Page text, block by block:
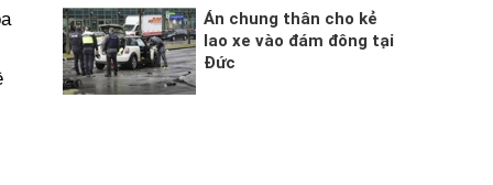
Án chung thân cho kẻ
lao xe vào đám đông tại
Đức